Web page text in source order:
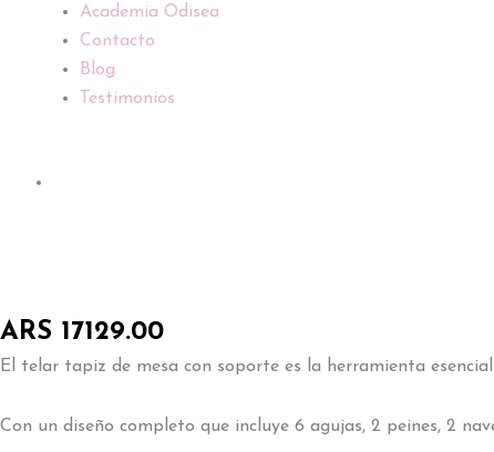
Academia Odisea
Contacto
Blog
Testimonios
ARS 17129.00
El telar tapiz de mesa con soporte es la herramienta
Con un diseño completo que incluye 6 agujas, 2 peines, 2
tapiz
agujas-
2peine-